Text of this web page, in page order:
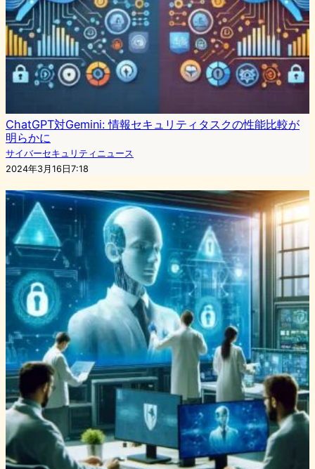
ChatGPT対Gemini: 情報セキュリティタスクの性能比較が
明らかに
サイバーセキュリティニュース
2024年3月16日7:18